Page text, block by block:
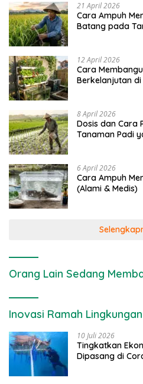
21 April 2026
Cara Ampuh
Batang pada
12 April 2026
Cara
Berkelanjutan
8 April 2026
Dosis dan Cara
Tanaman Padi
6 April 2026
Cara Ampuh
(Alami & Medis)
Orang Lain Sedang
Inovasi Ramah Lingkungan
10 Juli 2026
Tingkatkan
Dipasang di